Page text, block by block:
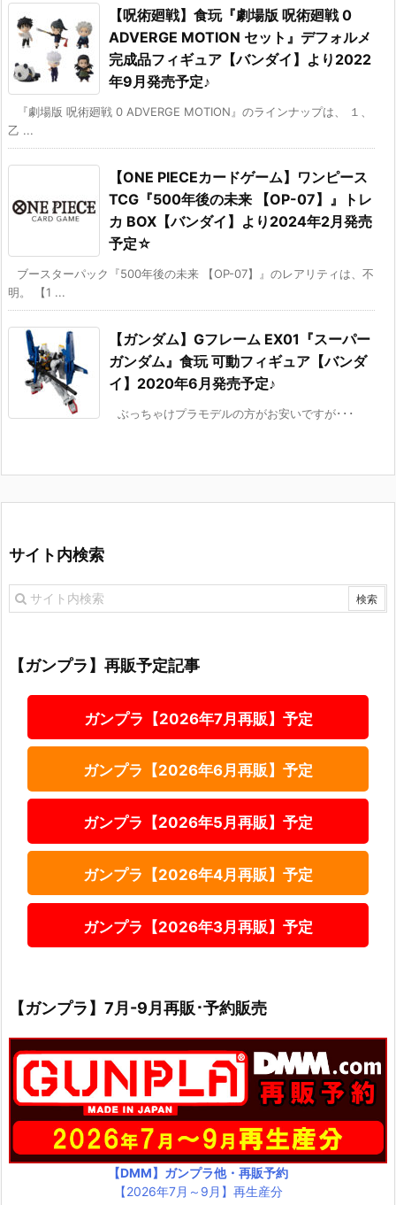
【呪術廻戦】食玩『劇場版 呪術廻戦 0
ADVERGE MOTION セット』デフォルメ
完成品フィギュア【バンダイ】より2022
年9月発売予定♪
『劇場版 呪術廻戦 0 ADVERGE MOTION』のラインナップは、 １、
乙 ...
【ONE PIECEカードゲーム】ワンピース
TCG『500年後の未来 【OP-07】』トレ
カ BOX【バンダイ】より2024年2月発売
予定☆
ブースターパック『500年後の未来 【OP-07】』のレアリティは、不
明。 【1 ...
【ガンダム】Gフレーム EX01『スーパー
ガンダム』食玩 可動フィギュア【バンダ
イ】2020年6月発売予定♪
ぶっちゃけプラモデルの方がお安いですが･･･
サイト内検索
【ガンプラ】再販予定記事
ガンプラ【2026年7月再販】予定
ガンプラ【2026年6月再販】予定
ガンプラ【2026年5月再販】予定
ガンプラ【2026年4月再販】予定
ガンプラ【2026年3月再販】予定
【ガンプラ】7月-9月再販･予約販売
【DMM】ガンプラ他・再販予約
【2026年7月～9月】再生産分